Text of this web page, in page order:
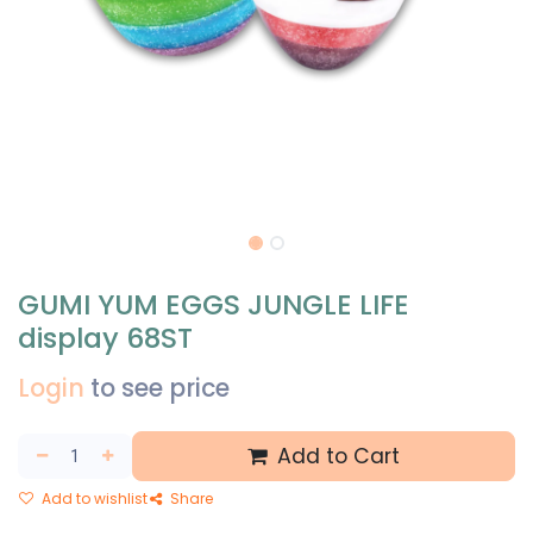
GUMI YUM EGGS JUNGLE LIFE
display 68ST
Login to see price
Add to Cart
Add to wishlist Share